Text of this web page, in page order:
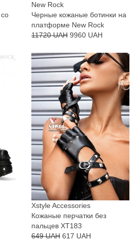
New Rock
Черные кожаные ботинки на
платформе New Rock
11720 UAH 9960 UAH
Xstyle Accessories
Кожаные перчатки без
пальцев XT183
649 UAH 617 UAH